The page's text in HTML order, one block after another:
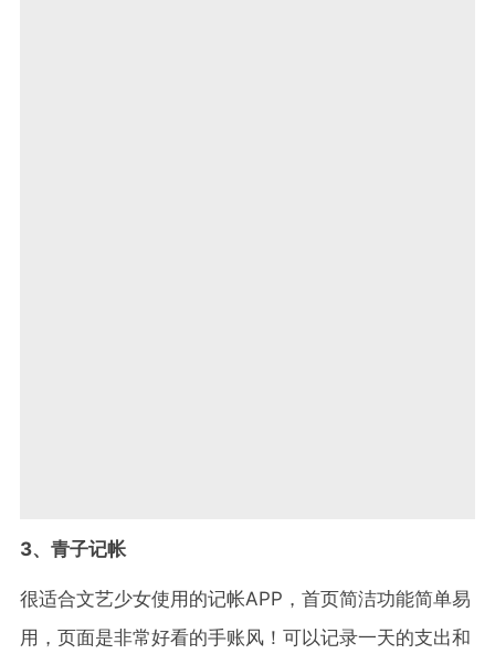
3、青子记帐
很适合文艺少女使用的记帐APP，首页简洁功能简单易
用，页面是非常好看的手账风！可以记录一天的支出和